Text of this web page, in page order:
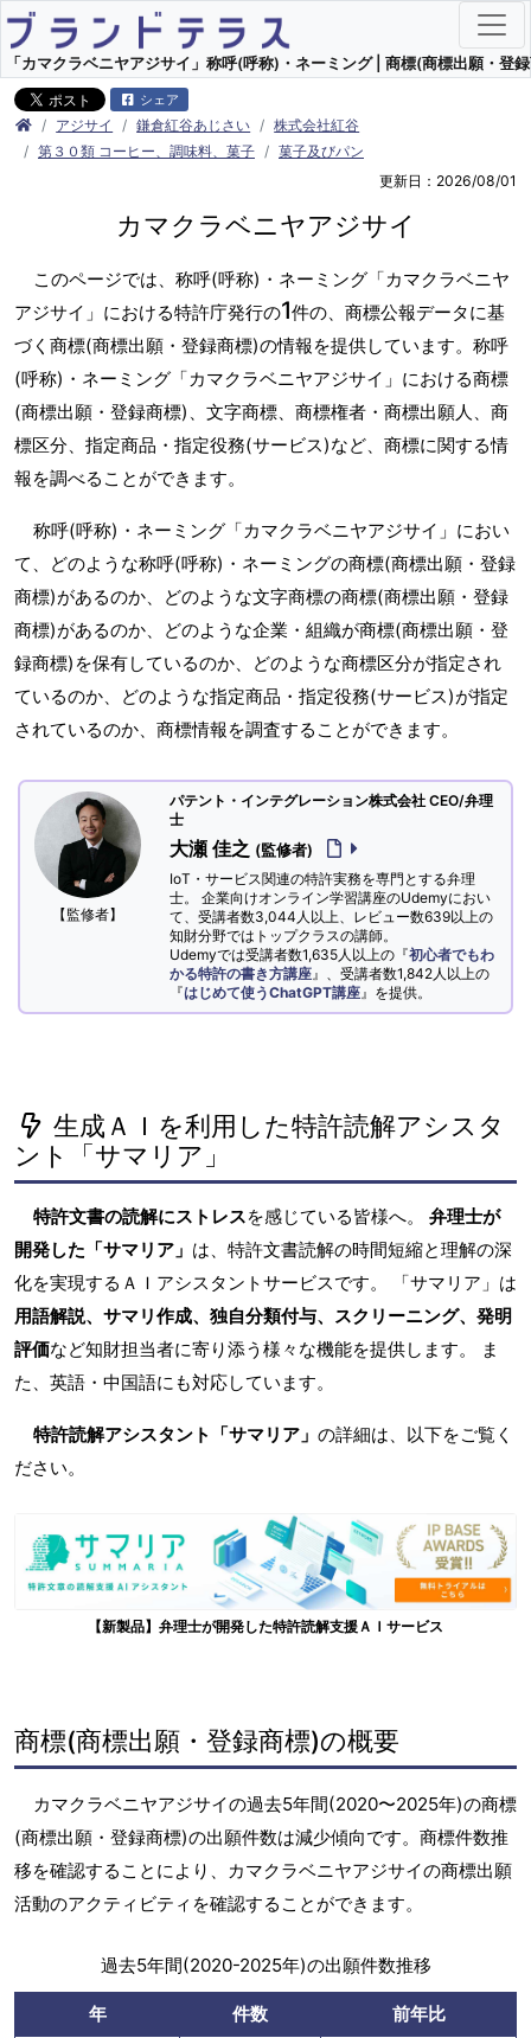
「カマクラベニヤアジサイ」称呼(呼称)・ネーミング | 商標(商標出願・登
シェア
アジサイ 鎌倉紅谷あじさい
株式会社紅谷
第３０類 コーヒー、調味料、菓子
菓子及びパン
更新日：2026/08/01
カマクラベニヤアジサイ
このページでは、称呼(呼称)・ネーミング「カマクラベニヤ
アジサイ」における特許庁発行の1件の、商標公報データに基
づく商標(商標出願・登録商標)の情報を提供しています。称呼
(呼称)・ネーミング「カマクラベニヤアジサイ」における商標
(商標出願・登録商標)、文字商標、商標権者・商標出願人、商
標区分、指定商品・指定役務(サービス)など、商標に関する情
報を調べることができます。
称呼(呼称)・ネーミング「カマクラベニヤアジサイ」におい
て、どのような称呼(呼称)・ネーミングの商標(商標出願・登録
商標)があるのか、どのような文字商標の商標(商標出願・登録
商標)があるのか、どのような企業・組織が商標(商標出願・登
録商標)を保有しているのか、どのような商標区分が指定され
ているのか、どのような指定商品・指定役務(サービス)が指定
されているのか、商標情報を調査することができます。
【監修者】
パテント・インテグレーション株式会社 CEO/弁理
士
大瀬 佳之 (監修者)
IoT・サービス関連の特許実務を専門とする弁理
士。 企業向けオンライン学習講座のUdemyにおい
て、受講者数3,044人以上、レビュー数639以上の
知財分野ではトップクラスの講師。
Udemyでは受講者数1,635人以上の『初心者でもわ
かる特許の書き方講座 』、受講者数1,842人以上の
『はじめて使うChatGPT講座 』を提供。
生成ＡＩを利用した特許読解アシスタ
ント「サマリア」
特許文書の読解にストレスを感じている皆様へ。 弁理士が
開発した「サマリア」 は、特許文書読解の時間短縮と理解の深
化を実現するＡＩアシスタントサービスです。 「サマリア」は
用語解説、サマリ作成、独自分類付与、スクリーニング、発明
評価など知財担当者に寄り添う様々な機能を提供します。 ま
た、英語・中国語にも対応しています。
特許読解アシスタント「サマリア」 の詳細は、以下をご覧く
ださい。
【新製品】弁理士が開発した特許読解支援ＡＩサービス
商標(商標出願・登録商標)の概要
カマクラベニヤアジサイの過去5年間(2020〜2025年)の商標
(商標出願・登録商標)の出願件数は減少傾向です。商標件数推
移を確認することにより、カマクラベニヤアジサイの商標出願
活動のアクティビティを確認することができます。
過去5年間(2020-2025年)の出願件数推移
年 件数
前年比